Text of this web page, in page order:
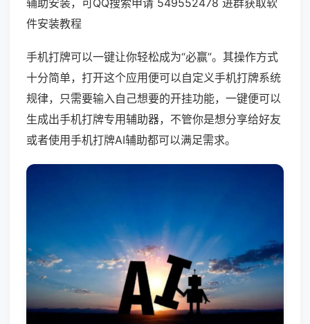
辅助安装，可QQ搜索申请 549552478 进群获取软
件安装教程
手机打牌可以一键让你轻松成为“必赢”。其操作方式
十分简单，打开这个应用便可以自定义手机打牌系统
规律，只需要输入自己想要的开挂功能，一键便可以
生成出手机打牌专用辅助器，不管你是想分享给好友
或者使用手机打牌AI辅助都可以满足需求。